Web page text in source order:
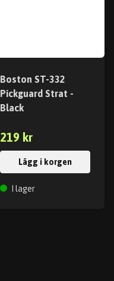
Boston ST-332
Pickguard Strat -
Black
219 kr
Lägg i korgen
I lager